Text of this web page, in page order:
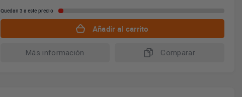
Quedan 3 a este precio
Añadir al carrito
Más información Comparar